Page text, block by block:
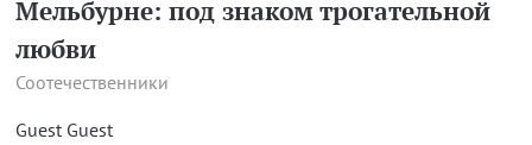
Мельбурне: под знаком трогательной
любви
Соотечественники
Guest Guest